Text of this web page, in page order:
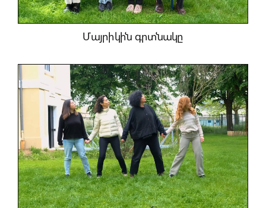
Մայրիկին գրտնակը